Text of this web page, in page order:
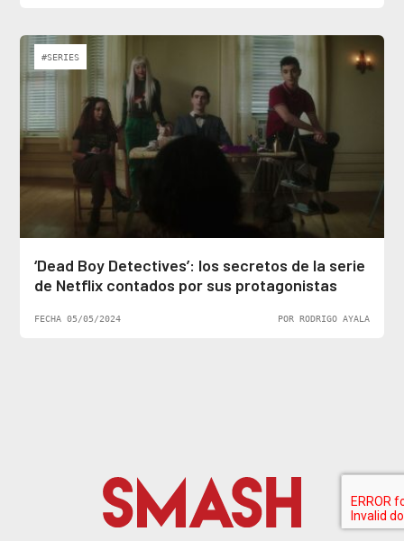
#SERIES
‘Dead Boy Detectives’: los secretos de la serie
de Netflix contados por sus protagonistas
FECHA 05/05/2024 POR RODRIGO AYALA